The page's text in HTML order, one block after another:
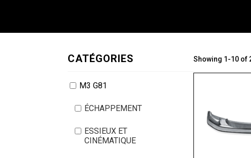
CATÉGORIES
M3 G81
ÉCHAPPEMENT
ESSIEUX ET
CINÉMATIQUE
Showing 1-10 of